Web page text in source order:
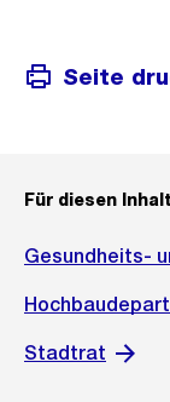
Seite
Für diesen
Gesundheits-
Stadtrat